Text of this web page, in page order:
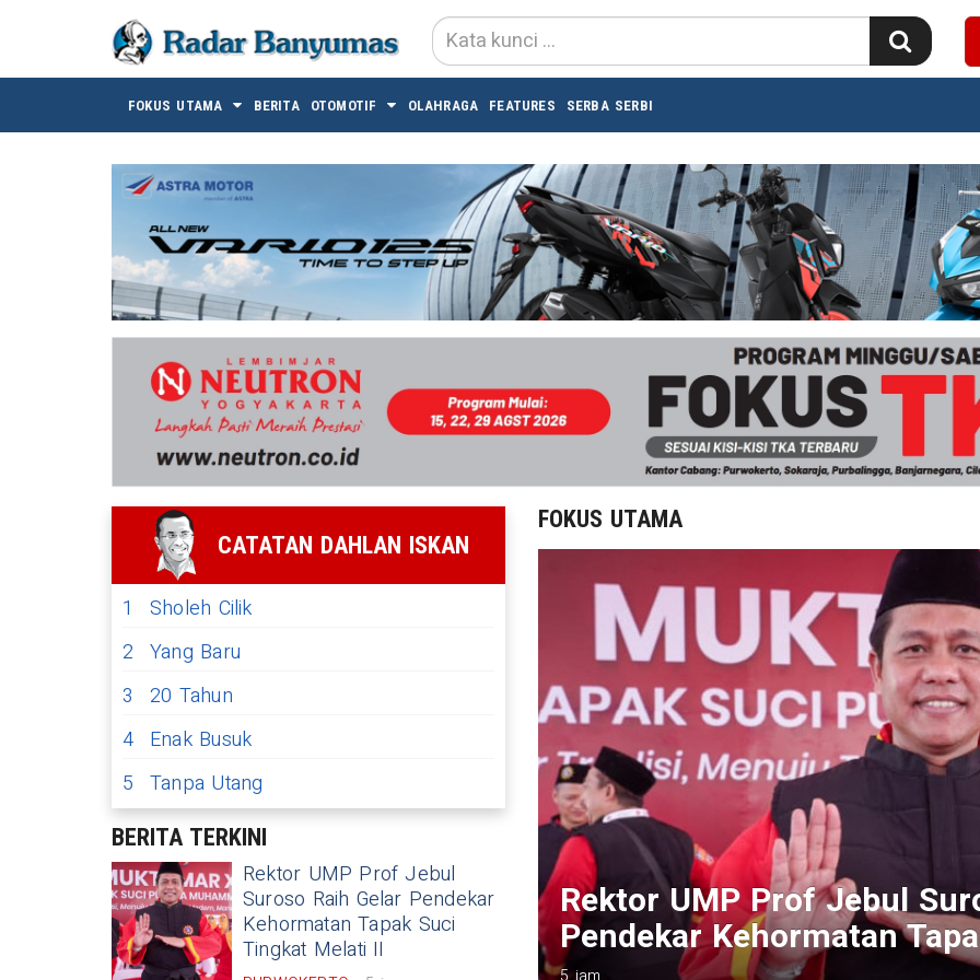
FOKUS UTAMA BERITA OTOMOTIF OLAHRAGA FEATURES SERBA SERBI
CATATAN DAHLAN ISKAN
1
Sholeh Cilik
2 Yang Baru
3
20 Tahun
4 Enak Busuk
5 Tanpa Utang
BERITA TERKINI
Rektor UMP Prof Jebul
Suroso Raih Gelar Pendekar
Kehormatan Tapak Suci
Tingkat Melati II
FOKUS UTAMA
Suroso Raih Gelar
Tapak Suci Tingkat Melati II
48 Film Karya Pelajar
Movies 2026, Kearifan